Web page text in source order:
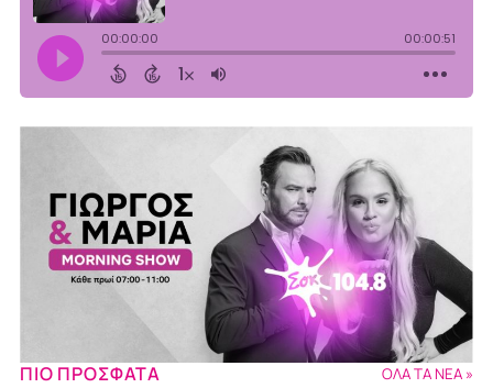
ΠΙΟ ΠΡΟΣΦΑΤΑ ΟΛΑ ΤΑ ΝΕΑ »